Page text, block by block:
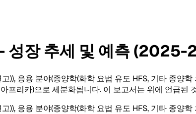
성장 추세 및 예측
)), 응용 분야(종양학(화학 요법 유도 HFS, 기타 종양
프리카)으로 세분화됩니다. 이 보고서는 위에 언급된
)), 응용 분야(종양학(화학 요법 유도 HFS, 기타 종양